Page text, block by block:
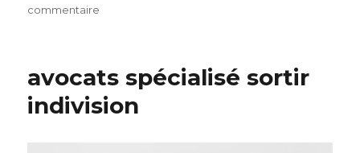
le
commentaire
de
l’indivision
avocats spécialisé sortir
indivision